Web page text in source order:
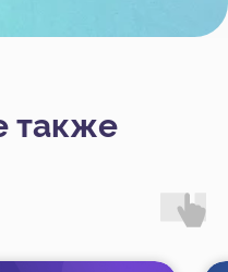
также